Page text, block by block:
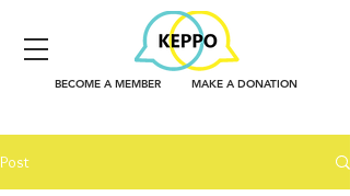
BECOME A MEMBER MAKE A DONATION
Post